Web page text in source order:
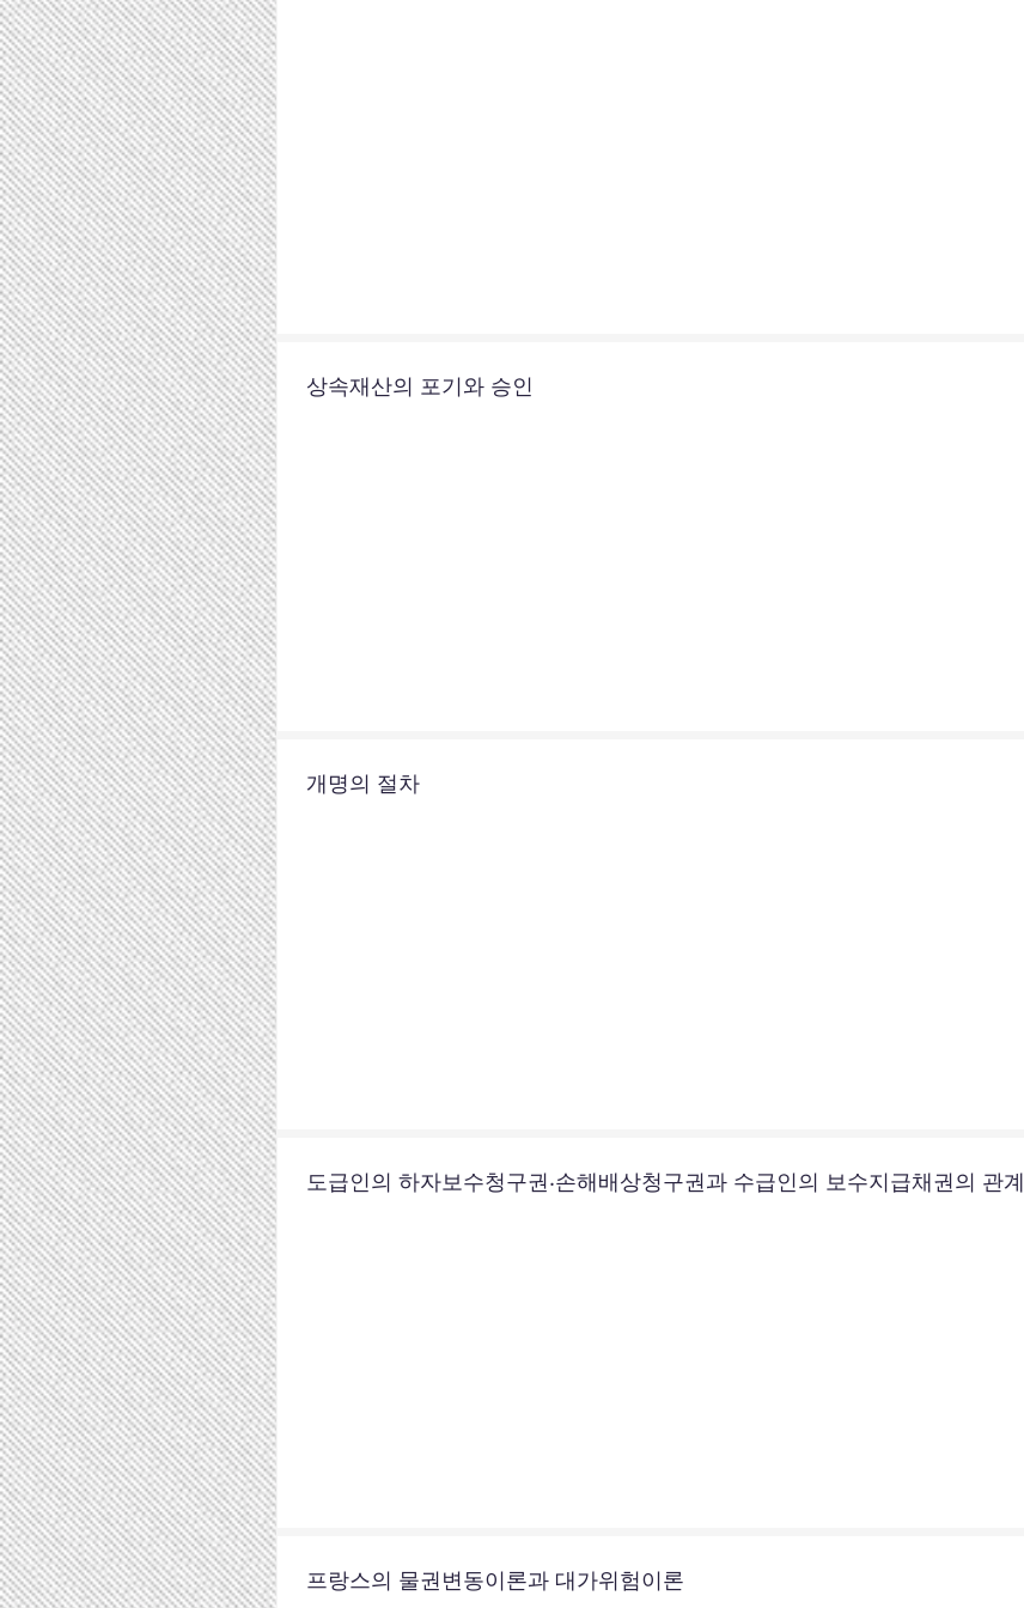
상속재산의 포기와 승인
개명의 절차
도급인의 하자보수청구권·손해배상청구권과 수급인의 보수지급채권의 관계
프랑스의 물권변동이론과 대가위험이론